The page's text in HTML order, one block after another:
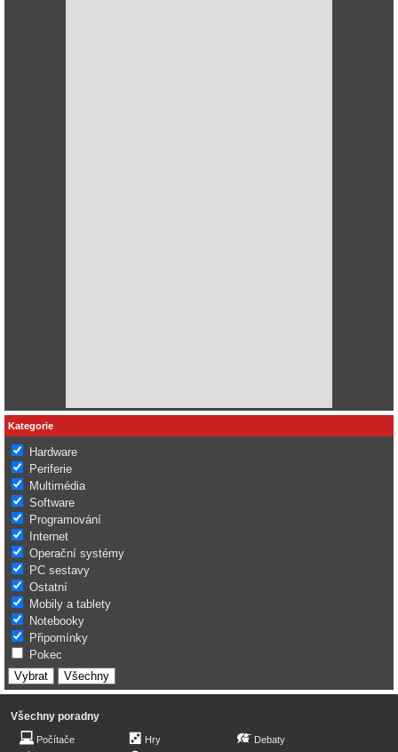
Kategorie
Hardware
Periferie
Multimédia
Software
Programování
Internet
Operační systémy
PC sestavy
Ostatní
Mobily a tablety
Notebooky
Připomínky
Pokec
Všechny poradny
Počítače Hry Debaty